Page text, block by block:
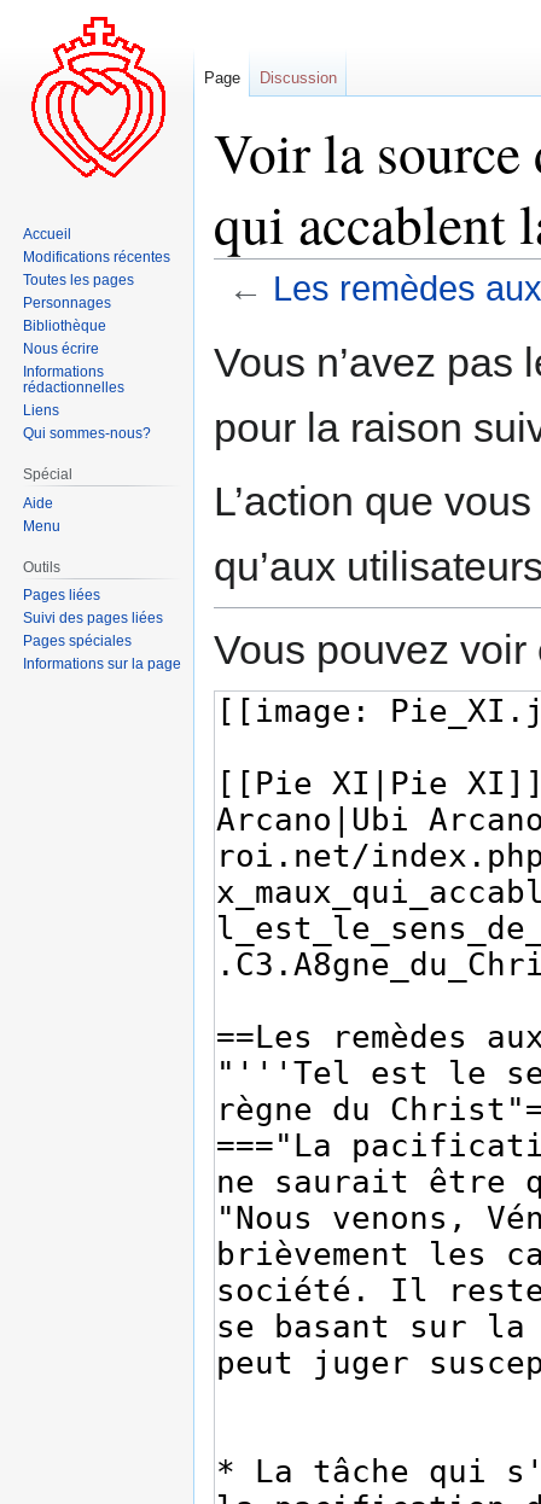
Voir la source
qui accablent
← Les remèdes
à
navigation
à
recherche
Vous n’avez pas
pour la raison
L’action que
qu’aux
Vous pouvez
Page Discussion
Accueil
Modifications récentes
Toutes les pages
Personnages
Bibliothèque
Nous écrire
Informations
rédactionnelles
Liens
Qui sommes-nous?
Spécial
Aide
Menu
Outils
Pages liées
Suivi des pages liées
Pages spéciales
Informations sur la page